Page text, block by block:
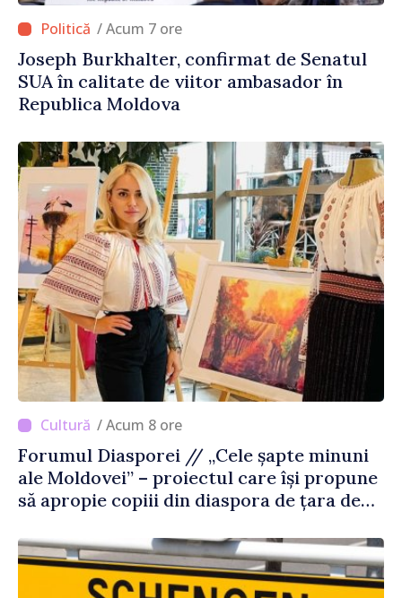
/ Acum 7 ore
Joseph Burkhalter, confirmat de Senatul
SUA în calitate de viitor ambasador în
Republica Moldova
/ Acum 8 ore
Forumul Diasporei // „Cele șapte minuni
ale Moldovei” – proiectul care își propune
să apropie copiii din diaspora de țara de